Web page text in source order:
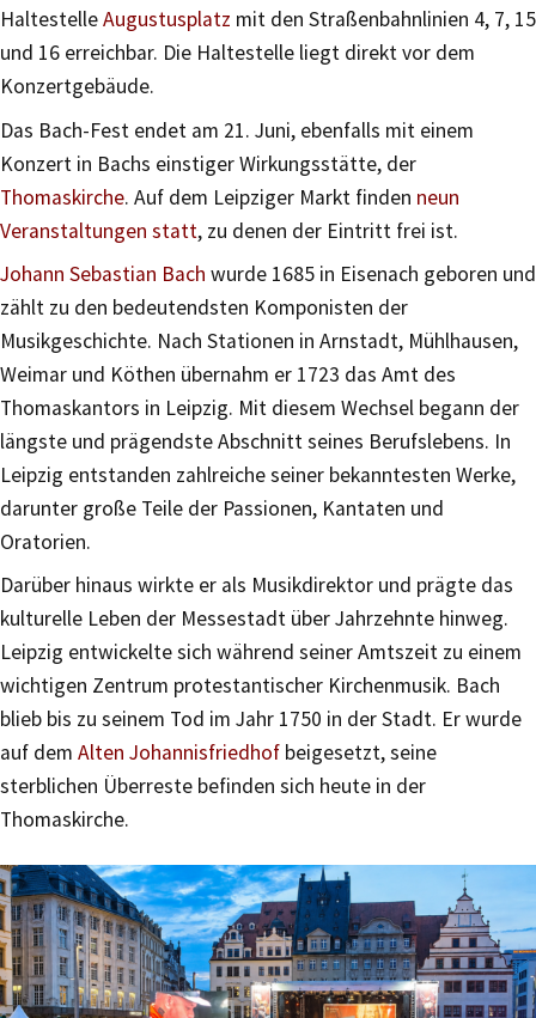
HaltestelleAugustusplatz mit den Straßenbahnlinien 4, 7, 15
und 16 erreichbar. Die Haltestelle liegt direkt vor dem
Konzertgebäude.
Das Bach-Fest endet am 21. Juni, ebenfalls mit einem
Konzert in Bachs einstiger Wirkungsstätte, der
Thomaskirche. Auf dem Leipziger Markt finden neun
Veranstaltungen statt, zu denen der Eintritt frei ist.
Johann Sebastian Bach wurde 1685 in Eisenach geboren und
zählt zu den bedeutendsten Komponisten der
Musikgeschichte. Nach Stationen in Arnstadt, Mühlhausen,
Weimar und Köthen übernahm er 1723 das Amt des
Thomaskantors in Leipzig. Mit diesem Wechsel begann der
längste und prägendste Abschnitt seines Berufslebens. In
Leipzig entstanden zahlreiche seiner bekanntesten Werke,
darunter große Teile der Passionen, Kantaten und
Oratorien.
Darüber hinaus wirkte er als Musikdirektor und prägte das
kulturelle Leben der Messestadt über Jahrzehnte hinweg.
Leipzig entwickelte sich während seiner Amtszeit zu einem
wichtigen Zentrum protestantischer Kirchenmusik. Bach
blieb bis zu seinem Tod im Jahr 1750 in der Stadt. Er wurde
auf dem Alten Johannisfriedhof beigesetzt, seine
sterblichen Überreste befinden sich heute in der
Thomaskirche.